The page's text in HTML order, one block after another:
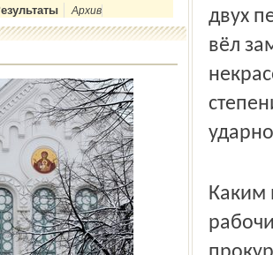
Архив
двух
вёл
Каким